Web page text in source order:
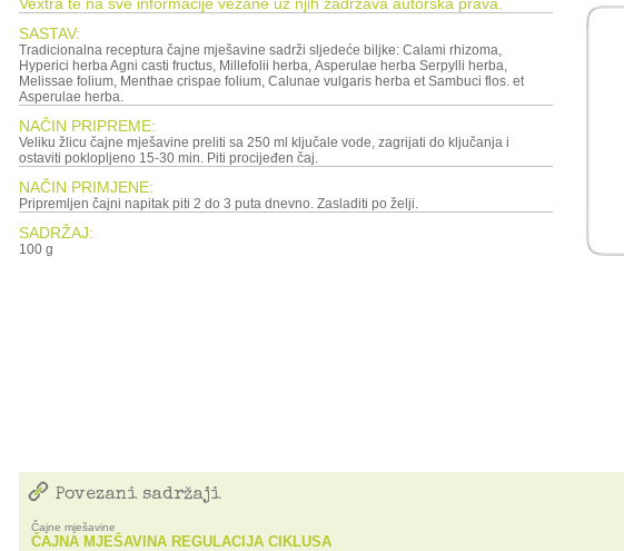
SASTAV:
Tradicionalna receptura čajne mješavine sadrži sljedeće biljke: Calami rhizoma,
Hyperici herba Agni casti fructus, Millefolii herba, Asperulae herba Serpylli herba,
Melissae folium, Menthae crispae folium, Calunae vulgaris herba et Sambuci flos. et
Asperulae herba.
NAČIN PRIPREME:
Veliku žlicu čajne mješavine preliti sa 250 ml ključale vode, zagrijati do ključanja i
ostaviti poklopljeno 15-30 min. Piti procijeđen čaj.
NAČIN PRIMJENE:
Pripremljen čajni napitak piti 2 do 3 puta dnevno. Zasladiti po želji.
SADRŽAJ:
100 g
Povezani sadržaji
Čajne mješavine
ČAJNA MJEŠAVINA REGULACIJA CIKLUSA